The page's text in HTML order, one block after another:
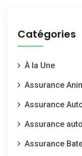
Catégories
À la Une
Assurance
Assurance
Assurance auto
Assurance